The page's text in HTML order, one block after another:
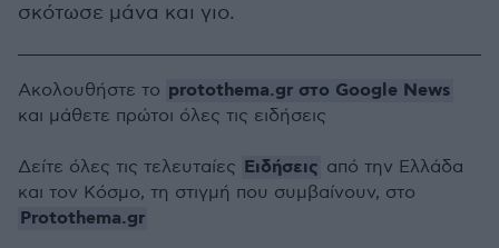
σκότωσε μάνα και γιο.
Ακολουθήστε το protothema.gr στο Google News
και μάθετε πρώτοι όλες τις ειδήσεις
Δείτε όλες τις τελευταίες Ειδήσεις από την Ελλάδα
και τον Κόσμο, τη στιγμή που συμβαίνουν, στο
Protothema.gr